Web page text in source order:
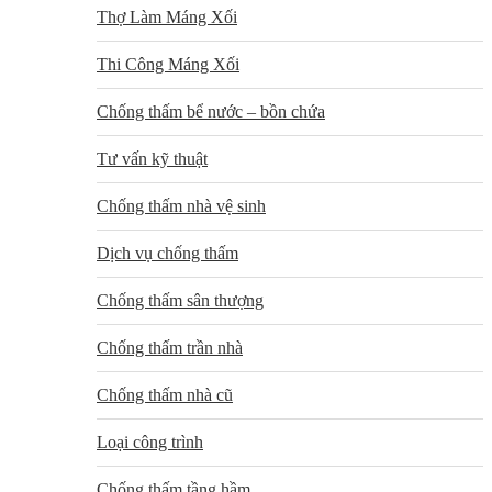
Thợ Làm Máng Xối
Thi Công Máng Xối
Chống thấm bể nước – bồn chứa
Tư vấn kỹ thuật
Chống thấm nhà vệ sinh
Dịch vụ chống thấm
Chống thấm sân thượng
Chống thấm trần nhà
Chống thấm nhà cũ
Loại công trình